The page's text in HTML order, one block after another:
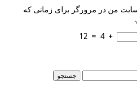
من در مرورگر برای زمانی که
+
4
=
12